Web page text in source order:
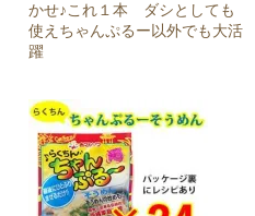
かせ♪これ１本 ダシとしても
使えちゃんぷるー以外でも大活
躍